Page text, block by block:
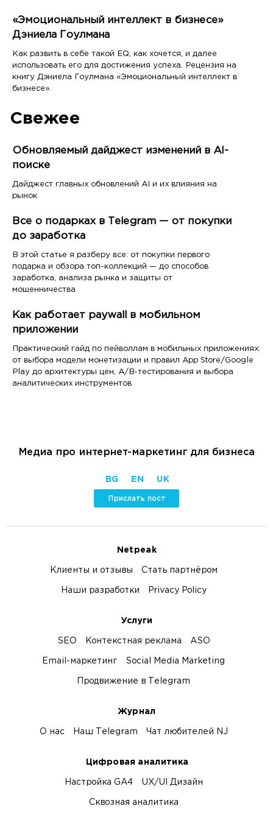
«Эмоциональный интеллект в бизнесе»
Дэниела Гоулмана
Как развить в себе такой EQ, как хочется, и далее
использовать его для достижения успеха. Рецензия на
книгу Дэниела Гоулмана «Эмоциональный интеллект в
бизнесе».
Свежее
Обновляемый дайджест изменений в AI-
поиске
Дайджест главных обновлений AI и их влияния на
рынок
Все о подарках в Telegram — от покупки
до заработка
В этой статье я разберу все: от покупки первого
подарка и обзора топ-коллекций — до способов
заработка, анализа рынка и защиты от
мошенничества
Как работает paywall в мобильном
приложении
Практический гайд по пейволлам в мобильных приложениях:
от выбора модели монетизации и правил App Store/Google
Play до архитектуры цен, A/B-тестирования и выбора
аналитических инструментов
Медиа про интернет-маркетинг для бизнеса
BG EN UK
Прислать пост
Netpeak
Клиенты и отзывы Стать партнёром
Наши разработки Privacy Policy
Услуги
SEO Контекстная реклама ASO
Email-маркетинг Social Media Marketing
Продвижение в Telegram
Журнал
О нас Наш Telegram Чат любителей NJ
Цифровая аналитика
Настройка GA4 UX/UI Дизайн
Сквозная аналитика